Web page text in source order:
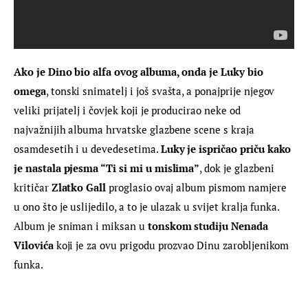
Ako je Dino bio alfa ovog albuma, onda je Luky bio
omega, tonski snimatelj i još svašta, a ponajprije njegov
veliki prijatelj i čovjek koji je producirao neke od
najvažnijih albuma hrvatske glazbene scene s kraja
osamdesetih i u devedesetima. Luky je ispričao priču kako
je nastala pjesma “Ti si mi u mislima”, dok je glazbeni
kritičar Zlatko Gall proglasio ovaj album pismom namjere
u ono što je uslijedilo, a to je ulazak u svijet kralja funka.
Album je sniman i miksan u tonskom studiju Nenada
Vilovića koji je za ovu prigodu prozvao Dinu zarobljenikom
funka.